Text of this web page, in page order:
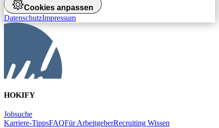
Cookies anpassen
DatenschutzImpressum
HOKIFY
Jobsuche
Karriere-TippsFAQFür ArbeitgeberRecruiting Wissen